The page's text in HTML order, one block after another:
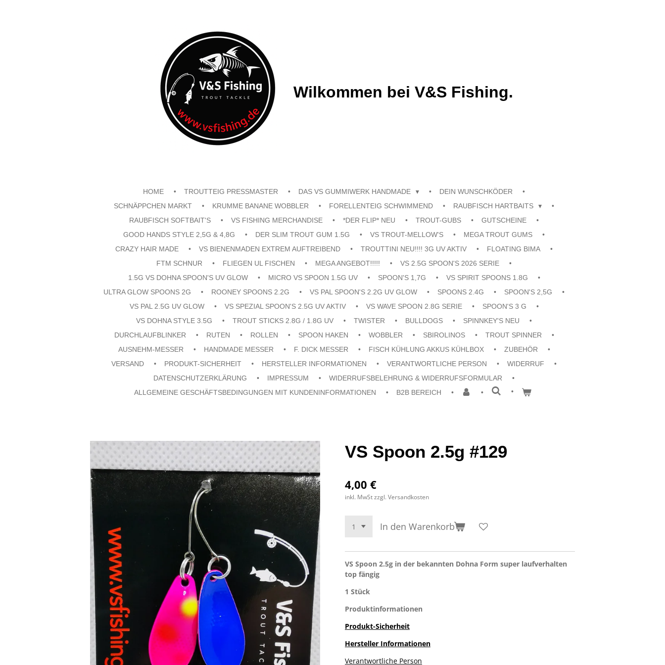
Wilkommen bei V&S Fishing.
HOME TROUTTEIG PRESSMASTER DAS VS GUMMIWERK HANDMADE
DEIN WUNSCHKÖDER
SCHNÄPPCHEN MARKT
KRUMME BANANE WOBBLER FORELLENTEIG SCHWIMMEND
RAUBFISCH HARTBAITS
RAUBFISCH SOFTBAIT'S
VS FISHING MERCHANDISE *DER FLIP* NEU TROUT-GUBS
GUTSCHEINE
GOOD HANDS STYLE 2,5G & 4,8G
DER SLIM TROUT GUM 1.5G VS TROUT-MELLOW'S
MEGA TROUT GUMS
CRAZY HAIR MADE
VS BIENENMADEN EXTREM AUFTREIBEND TROUTTINI NEU!!!! 3G UV AKTIV
FLOATING BIMA
FTM SCHNUR
FLIEGEN UL FISCHEN MEGA ANGEBOT!!!!!
VS 2.5G SPOON'S 2026 SERIE
1.5G VS DOHNA SPOON'S UV GLOW
MICRO VS SPOON 1.5G UV SPOON'S 1,7G
VS SPIRIT SPOONS 1.8G
ULTRA GLOW SPOONS 2G
ROONEY SPOONS 2.2G VS PAL SPOON'S 2.2G UV GLOW SPOONS 2.4G
SPOON'S 2,5G
VS PAL 2.5G UV GLOW
VS SPEZIAL SPOON'S 2.5G UV AKTIV VS WAVE SPOON 2.8G SERIE
SPOON'S 3 G
VS DOHNA STYLE 3.5G
TROUT STICKS 2.8G / 1.8G UV TWISTER BULLDOGS
SPINNKEY'S NEU
DURCHLAUFBLINKER
RUTEN ROLLEN SPOON HAKEN WOBBLER SBIROLINOS
TROUT SPINNER
AUSNEHM-MESSER
HANDMADE MESSER F. DICK MESSER FISCH KÜHLUNG AKKUS KÜHLBOX
ZUBEHÖR
VERSAND
PRODUKT-SICHERHEIT HERSTELLER INFORMATIONEN VERANTWORTLICHE PERSON
WIDERRUF
DATENSCHUTZERKLÄRUNG
IMPRESSUM
WIDERRUFSBELEHRUNG & WIDERRUFSFORMULAR
ALLGEMEINE GESCHÄFTSBEDINGUNGEN MIT KUNDENINFORMATIONEN
B2B BEREICH
VS Spoon 2.5g #129
4,00 €
inkl. MwSt zzgl. Versandkosten
In den Warenkorb
VS Spoon 2.5g in der bekannten Dohna Form super laufverhalten
top fängig
1 Stück
Produktinformationen
Produkt-Sicherheit
Hersteller Informationen
Verantwortliche Person